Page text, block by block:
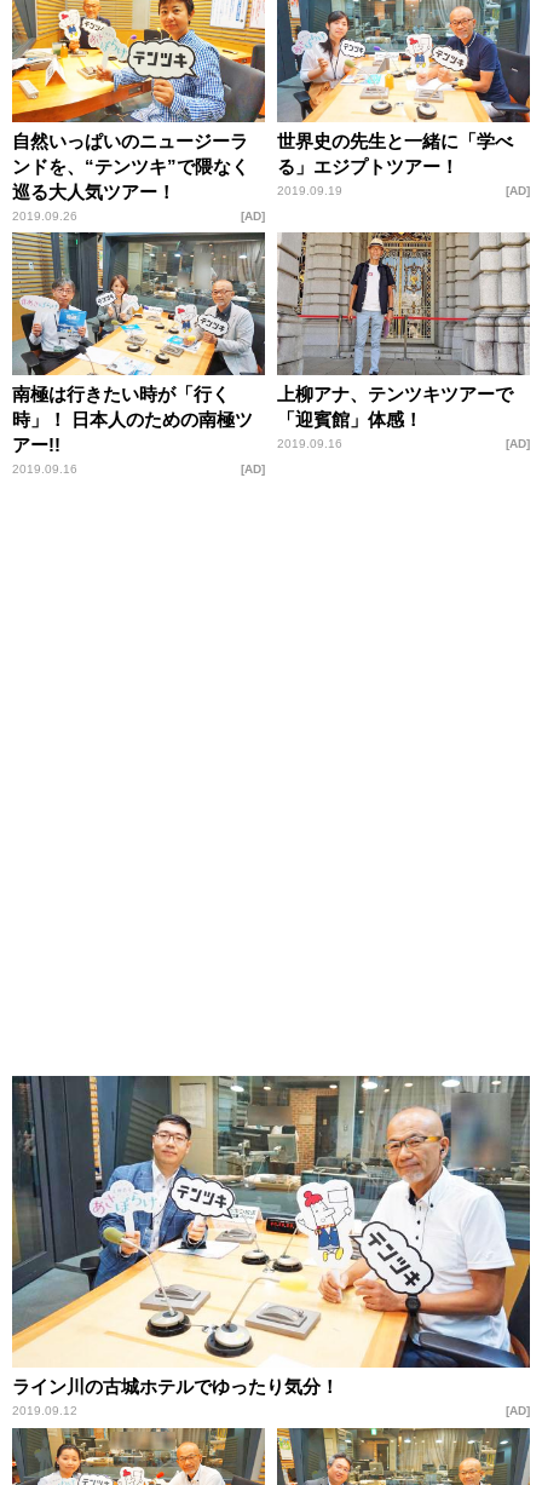
自然いっぱいのニュージーラ
ンドを、“テンツキ”で隈なく
巡る大人気ツアー！
2019.09.26 AD
世界史の先生と一緒に「学べ
る」エジプトツアー！
2019.09.19 AD
南極は行きたい時が「行く
時」！ 日本人のための南極ツ
アー!!
2019.09.16 AD
上柳アナ、テンツキツアーで
「迎賓館」体感！
2019.09.16 AD
ライン川の古城ホテルでゆったり気分！
2019.09.12 AD